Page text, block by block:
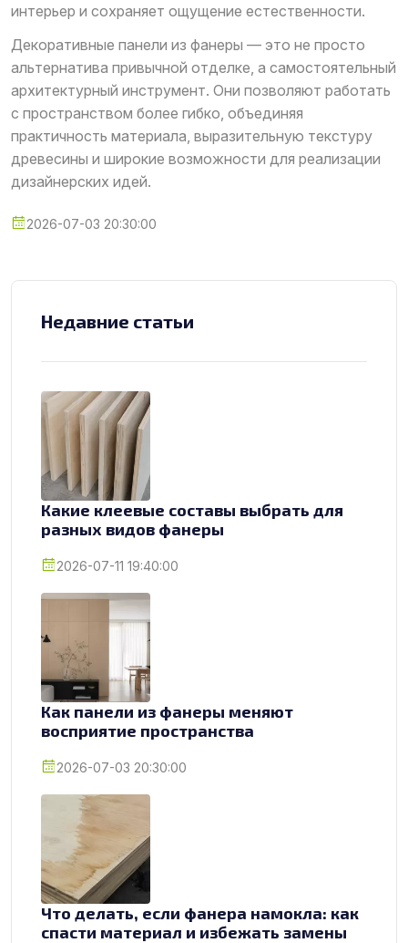
интерьер и сохраняет ощущение естественности.
Декоративные панели из фанеры — это не просто
альтернатива привычной отделке, а самостоятельный
архитектурный инструмент. Они позволяют работать
с пространством более гибко, объединяя
практичность материала, выразительную текстуру
древесины и широкие возможности для реализации
дизайнерских идей.
2026-07-03 20:30:00
Недавние статьи
Какие клеевые составы выбрать для
разных видов фанеры
2026-07-11 19:40:00
Как панели из фанеры меняют
восприятие пространства
2026-07-03 20:30:00
Что делать, если фанера намокла: как
спасти материал и избежать замены